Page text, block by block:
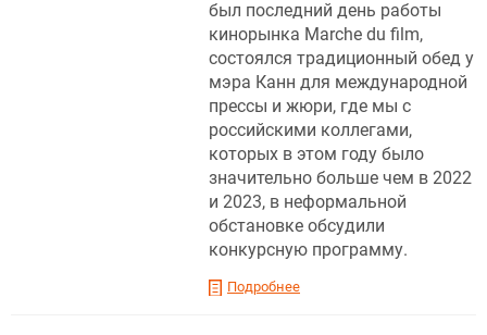
был последний день работы
кинорынка Marche du film,
состоялся традиционный обед у
мэра Канн для международной
прессы и жюри, где мы с
российскими коллегами,
которых в этом году было
значительно больше чем в 2022
и 2023, в неформальной
обстановке обсудили
конкурсную программу.
Подробнее